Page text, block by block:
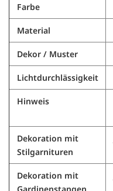
Farbe
Material
Dekor / Muster
Lichtdurchlässigkeit
Hinweis
Dekoration mit
Stilgarnituren
Dekoration mit